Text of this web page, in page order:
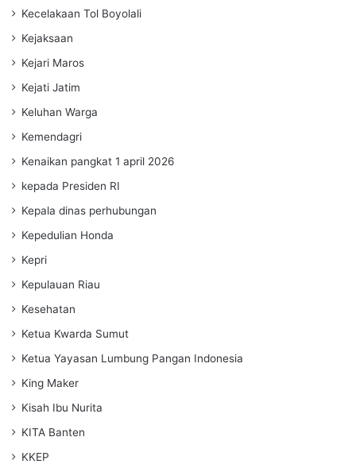
Kecelakaan Tol Boyolali
Kejaksaan
Kejari Maros
Kejati Jatim
Keluhan Warga
Kemendagri
Kenaikan pangkat 1 april 2026
kepada Presiden RI
Kepala dinas perhubungan
Kepedulian Honda
Kepri
Kepulauan Riau
Kesehatan
Ketua Kwarda Sumut
Ketua Yayasan Lumbung Pangan Indonesia
King Maker
Kisah Ibu Nurita
KITA Banten
KKEP